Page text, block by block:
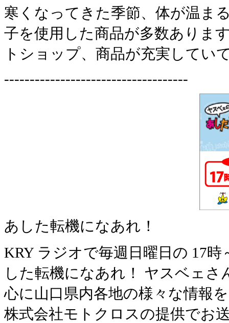
寒くなってきた季節、体が温ま
子を使用した商品が多数ありま
トショップ、商品が充実してい
------------------------------------
あした転機になあれ！
KRY ラジオで毎週日曜日の 17
した転機になあれ！ ヤスベェ
心に山口県内各地の様々な情報
株式会社モトクロスの提供でお